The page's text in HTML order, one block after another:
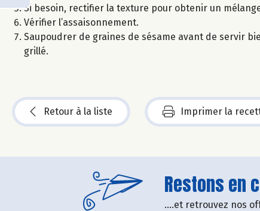
Si besoin, rectifier la texture pour obtenir un
Vérifier l’assaisonnement.
Saupoudrer de graines de sésame avant de servir
grillé.
Retour à la liste Imprimer la
Restons en
....et retrouvez nos